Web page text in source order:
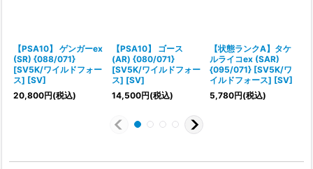
【PSA10】 ゲンガーex
(SR) {088/071}
[SV5K/ワイルドフォー
ス] [SV]
20,800円(税込)
【PSA10】 ゴース
(AR) {080/071}
[SV5K/ワイルドフォー
ス] [SV]
14,500円(税込)
【状態ランクA】タケ
ルライコex (SAR)
{095/071} [SV5K/ワ
イルドフォース] [SV]
5,780円(税込)